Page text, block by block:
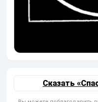
Сказать